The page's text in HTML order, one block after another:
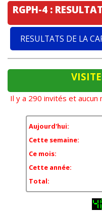
RGPH-4 :
RESULTATS DE LA
Il y a 290 invités et aucun
Aujourd'hui:
Cette semaine:
Ce mois:
Cette année:
Total: